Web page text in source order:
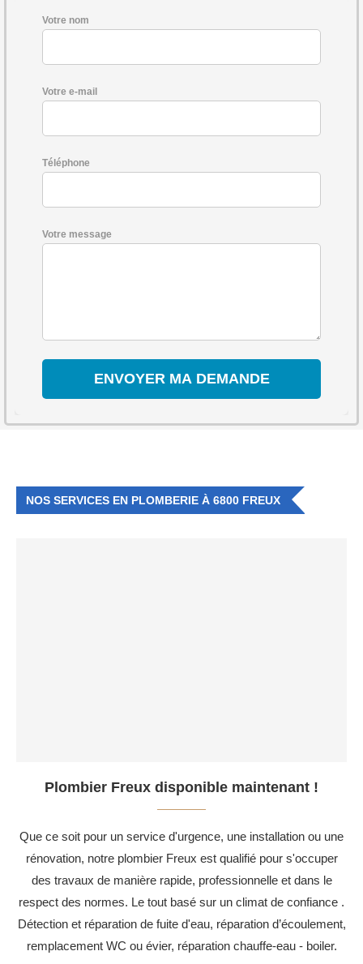
Votre nom
Votre e-mail
Téléphone
Votre message
NOS SERVICES EN PLOMBERIE À 6800 FREUX
Plombier Freux disponible maintenant !
Que ce soit pour un service d'urgence, une installation ou une
rénovation, notre plombier Freux est qualifié pour s'occuper
des travaux de manière rapide, professionnelle et dans le
respect des normes. Le tout basé sur un climat de confiance .
Détection et réparation de fuite d'eau, réparation d’écoulement,
remplacement WC ou évier, réparation chauffe-eau - boiler.